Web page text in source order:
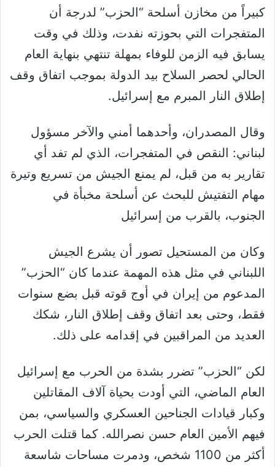
كبيراً من مخازن أسلحة “الحزب” لدرجة أن
المتفجرات التي بحوزته نفدت، وذلك في وقت
يسابق فيه الزمن للوفاء بمهلة تنتهي بنهاية العام
الحالي لحصر السلاح بيد الدولة بموجب اتفاق وقف
إطلاق النار المبرم مع إسرائيل.
وقال المصدران، وأحدهما أمني والآخر مسؤول
لبناني: النقص في المتفجرات، الذي لم تفد أي
تقارير به من قبل، لم يمنع الجيش من تسريع وتيرة
مهام التفتيش للبحث عن أسلحة مخبأة في
الجنوب، بالقرب من إسرائيل
وكان من المستحيل تصور أن يشرع الجيش
اللبناني في مثل هذه المهمة عندما كان “الحزب”
المدعوم من إيران في أوج قوته قبل بضع سنوات
فقط، وحتى بعد اتفاق وقف إطلاق النار، شكك
العديد من المراقبين في إقدامه على ذلك.
لكن “الحزب” تضرر بشدة من الحرب مع إسرائيل
العام الماضي، التي أودت بحياة آلاف المقاتلين
وكبار قيادات الجناحين العسكري والسياسي، بمن
فيهم الأمين العام حسن نصرالله. كما قتلت الحرب
أكثر من 1100 شخص، ودمرت مساحات شاسعة